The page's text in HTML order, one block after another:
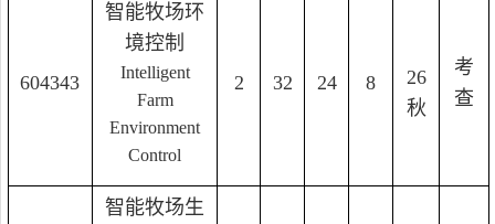
604343
智能牧场环
境控制
Intelligent
Farm
Environment
Control
2 32 24 8
26
秋
考
查
智能牧场生